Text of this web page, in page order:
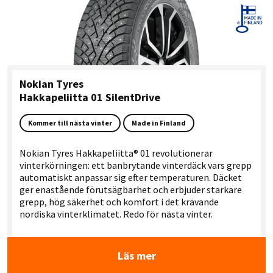
Nokian Tyres
Hakkapeliitta 01 SilentDrive
Kommer till nästa vinter Made in Finland
Nokian Tyres Hakkapeliitta® 01 revolutionerar
vinterkörningen: ett banbrytande vinterdäck vars grepp
automatiskt anpassar sig efter temperaturen. Däcket
ger enastående förutsägbarhet och erbjuder starkare
grepp, hög säkerhet och komfort i det krävande
nordiska vinterklimatet. Redo för nästa vinter.
Läs mer